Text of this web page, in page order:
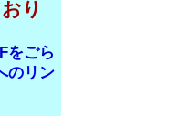
り
をごら
のリン